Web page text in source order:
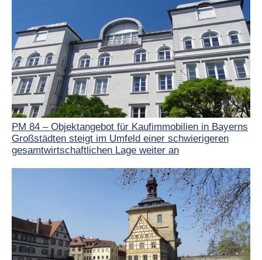
PM 84 – Objektangebot für Kaufimmobilien in Bayerns
Großstädten steigt im Umfeld einer schwierigeren
gesamtwirtschaftlichen Lage weiter an